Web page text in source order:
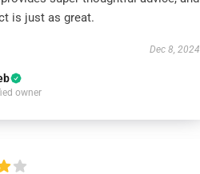
is just as great.
Dec 8, 2024
owner